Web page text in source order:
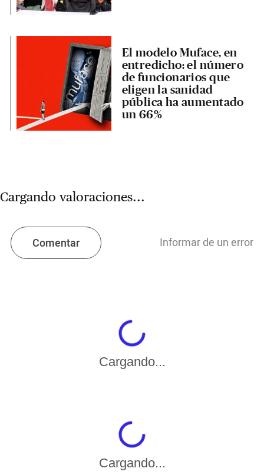
El modelo Muface, en
entredicho: el número
de funcionarios que
eligen la sanidad
pública ha aumentado
un 66%
Cargando valoraciones...
Comentar Informar de un error
Cargando...
Cargando...